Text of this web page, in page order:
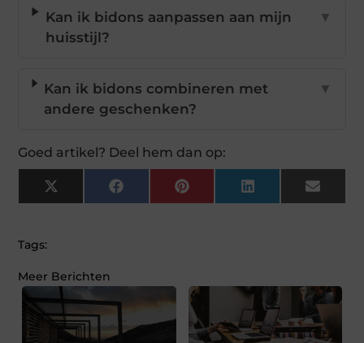
Kan ik bidons aanpassen aan mijn
huisstijl?
▼
Kan ik bidons combineren met
andere geschenken?
▼
Goed artikel? Deel hem dan op:
X
(Twitter)
FacebookPinterestLinkedInEmail
Tags:
Meer Berichten